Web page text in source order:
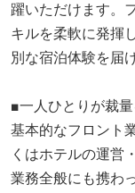
躍いただけます。
キルを柔軟に発揮
別な宿泊体験を届
■一人ひとりが裁
基本的なフロント
くはホテルの運営
業務全般にも携わ